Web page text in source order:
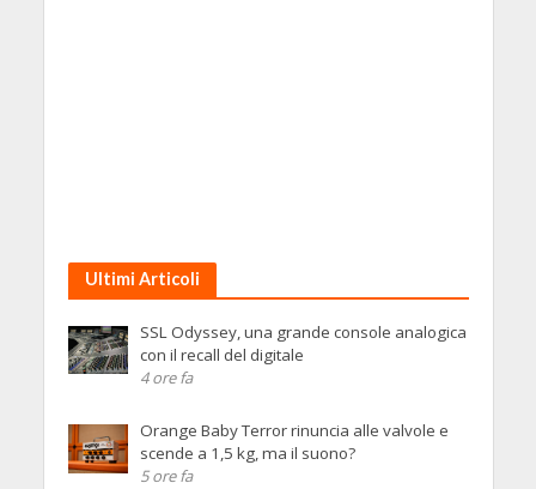
Ultimi Articoli
SSL Odyssey, una grande console analogica
con il recall del digitale
4 ore fa
Orange Baby Terror rinuncia alle valvole e
scende a 1,5 kg, ma il suono?
5 ore fa